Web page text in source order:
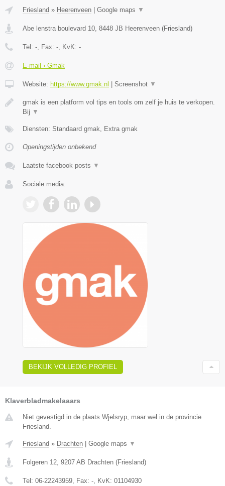
Friesland » Heerenveen | Google maps ▼
Abe lenstra boulevard 10 8448 JB Heerenveen (Friesland)
Tel: - , Fax: - , KvK: -
E-mail › Gmak
Website: https://www.gmak.nl | Screenshot ▼
gmak is een platform vol tips en tools om zelf je huis te verkopen.
Bij ▼
Diensten: Standaard gmak, Extra gmak
Openingstijden onbekend
Laatste facebook posts ▼
Sociale media:
BEKIJK VOLLEDIG PROFIEL
Klaverbladmakelaaars
Niet gevestigd in de plaats Wjelsryp, maar wel in de provincie
Friesland.
Friesland » Drachten | Google maps ▼
Folgeren 12 9207 AB Drachten (Friesland)
Tel: 06-22243959 , Fax: - , KvK: 01104930